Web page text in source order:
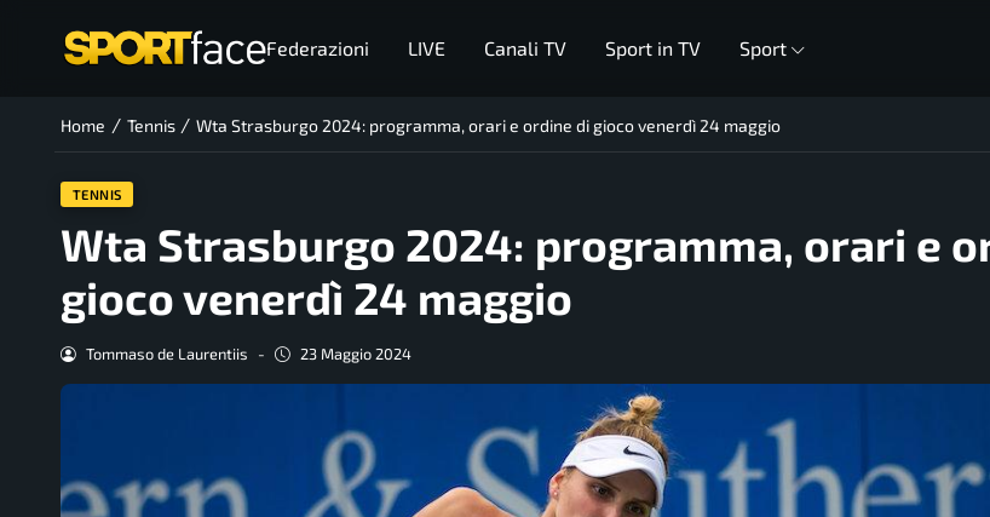
Federazioni LIVE Canali TV Sport in TV Sport
Home / Tennis / Wta Strasburgo 2024: programma, orari e ordine di gioco venerdì 24 maggio
TENNIS
Wta Strasburgo 2024: programma, orari e
gioco venerdì 24 maggio
Tommaso de Laurentiis - 23 Maggio 2024